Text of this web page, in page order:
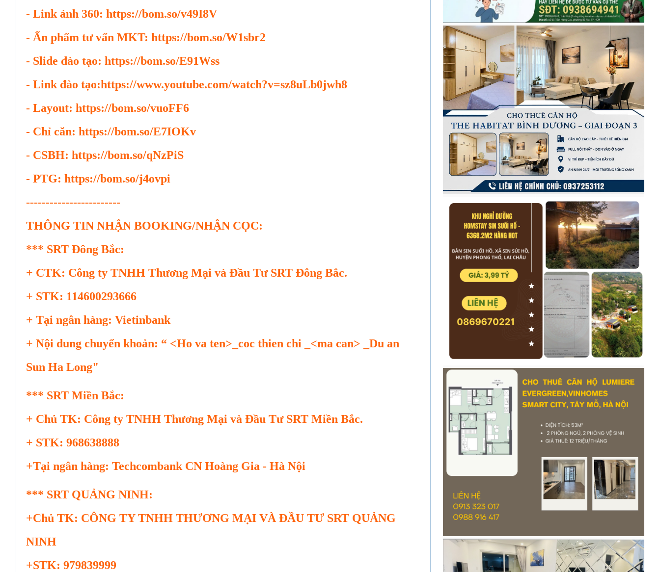
- Link ảnh 360: https://bom.so/v49I8V
- Ấn phẩm tư vấn MKT: https://bom.so/W1sbr2
- Slide đào tạo: https://bom.so/E91Wss
- Link đào tạo:https://www.youtube.com/watch?v=sz8uLb0jwh8
- Layout: https://bom.so/vuoFF6
- Chỉ căn: https://bom.so/E7IOKv
- CSBH: https://bom.so/qNzPiS
- PTG: https://bom.so/j4ovpi
------------------------
THÔNG TIN NHẬN BOOKING/NHẬN CỌC:
*** SRT Đông Bắc:
+ CTK: Công ty TNHH Thương Mại và Đầu Tư SRT Đông Bắc.
+ STK: 114600293666
+ Tại ngân hàng: Vietinbank
+ Nội dung chuyển khoản: “ <Ho va ten>_coc thien chi _<ma can> _Du an
Sun Ha Long"
*** SRT Miền Bắc:
+ Chủ TK: Công ty TNHH Thương Mại và Đầu Tư SRT Miền Bắc.
+ STK: 968638888
+Tại ngân hàng: Techcombank CN Hoàng Gia - Hà Nội
*** SRT QUẢNG NINH:
+Chủ TK: CÔNG TY TNHH THƯƠNG MẠI VÀ ĐẦU TƯ SRT QUẢNG
NINH
+STK: 979839999